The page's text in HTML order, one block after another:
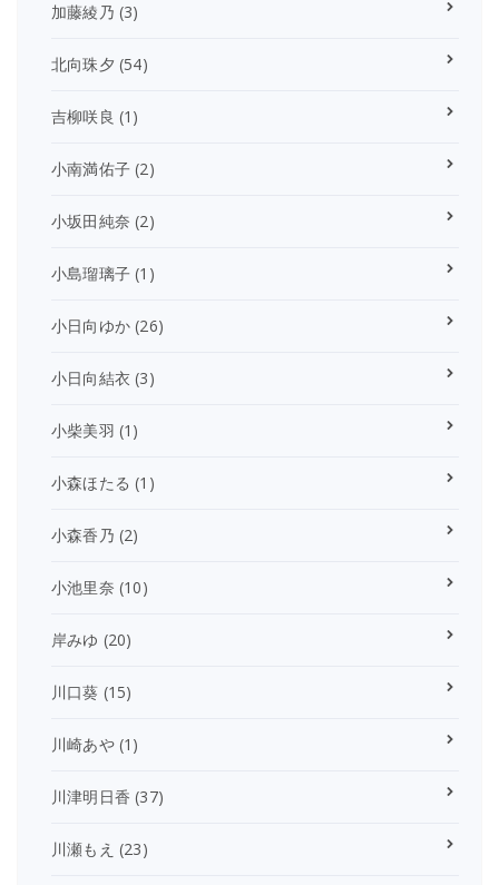
加藤綾乃 (3)
北向珠夕 (54)
吉柳咲良 (1)
小南満佑子 (2)
小坂田純奈 (2)
小島瑠璃子 (1)
小日向ゆか (26)
小日向結衣 (3)
小柴美羽 (1)
小森ほたる (1)
小森香乃 (2)
小池里奈 (10)
岸みゆ (20)
川口葵 (15)
川崎あや(1)
川津明日香 (37)
川瀬もえ (23)